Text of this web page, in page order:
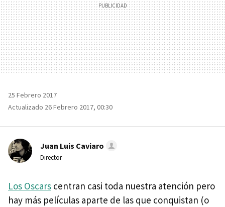
25 Febrero 2017
Actualizado 26 Febrero 2017, 00:30
Juan Luis Caviaro
Director
Los Oscars centran casi toda nuestra atención pero
hay más películas aparte de las que conquistan (o